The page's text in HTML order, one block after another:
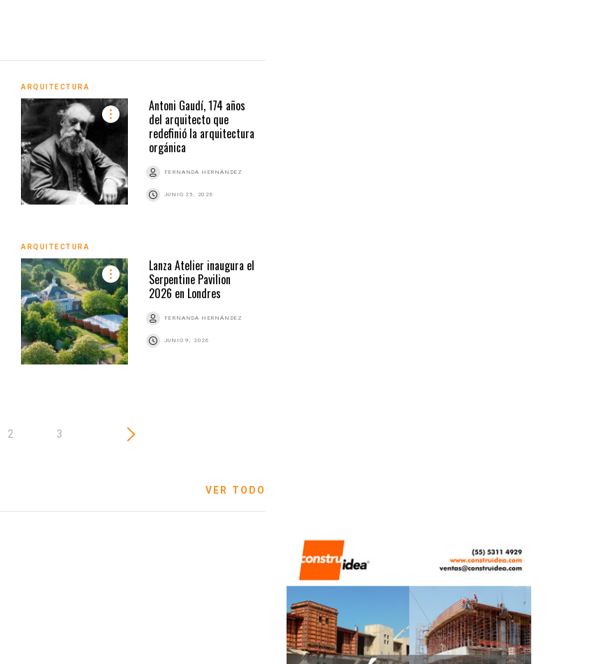
ARQUITECTURA
Antoni Gaudí, 174 años
del arquitecto que
redefinió la arquitectura
orgánica
FERNANDA HERNÁNDEZ
JUNIO 25, 2026
ARQUITECTURA
Lanza Atelier inaugura el
Serpentine Pavilion
2026 en Londres
FERNANDA HERNÁNDEZ
JUNIO 9, 2026
2 3
VER TODO